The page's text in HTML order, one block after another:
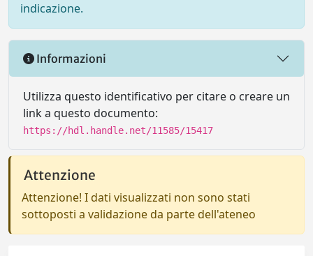
indicazione.
Informazioni
Utilizza questo identificativo per citare o creare un
link a questo documento:
https://hdl.handle.net/11585/15417
Attenzione
Attenzione! I dati visualizzati non sono stati
sottoposti a validazione da parte dell'ateneo